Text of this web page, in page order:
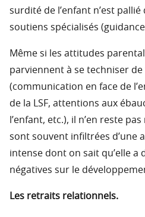
surdité de l’enfant n’est pallié
soutiens spécialisés
Même si les attitudes
parviennent à se techniser
(communication en face de
de la LSF, attentions aux
l’enfant, etc.), il n’en reste
sont souvent infiltrées d’une
intense dont on sait qu’elle a
négatives sur le
Les retraits relationnels.